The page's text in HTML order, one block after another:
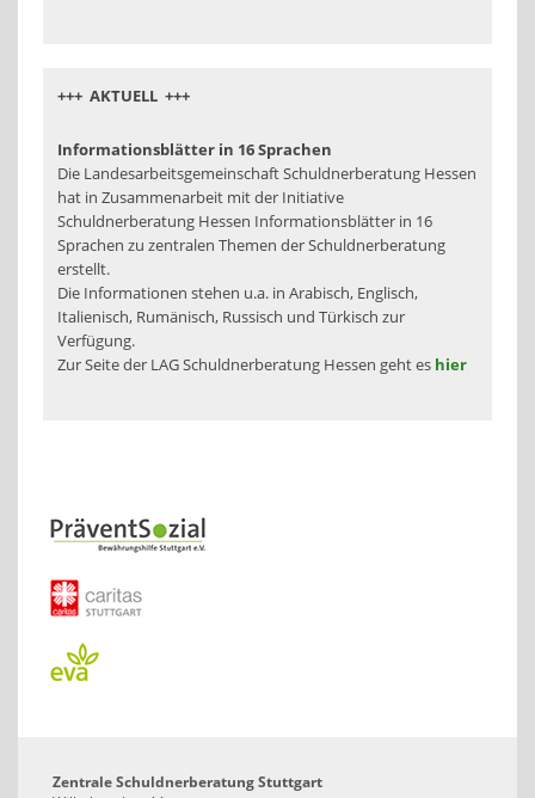
+++ AKTUELL +++
Informationsblätter in 16 Sprachen
Die Landesarbeitsgemeinschaft Schuldnerberatung Hessen
hat in Zusammenarbeit mit der Initiative
Schuldnerberatung Hessen Informationsblätter in 16
Sprachen zu zentralen Themen der Schuldnerberatung
erstellt.
Die Informationen stehen u.a. in Arabisch, Englisch,
Italienisch, Rumänisch, Russisch und Türkisch zur
Verfügung.
Zur Seite der LAG Schuldnerberatung Hessen geht es hier
Zentrale Schuldnerberatung Stuttgart